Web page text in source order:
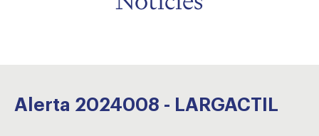
Alerta 2024008 - LARGACTIL